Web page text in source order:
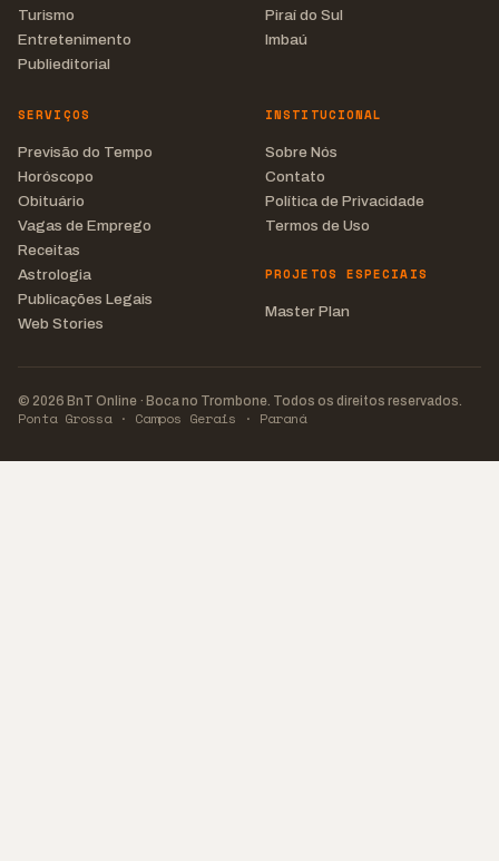
Turismo
Entretenimento
Publieditorial
Piraí do Sul
Imbaú
SERVIÇOS
Previsão do Tempo
Horóscopo
Obituário
Vagas de Emprego
Receitas
Astrologia
Publicações Legais
Web Stories
INSTITUCIONAL
Sobre Nós
Contato
Política de Privacidade
Termos de Uso
PROJETOS ESPECIAIS
Master Plan
© 2026 BnT Online · Boca no Trombone. Todos os direitos reservados.
Ponta Grossa · Campos Gerais · Paraná